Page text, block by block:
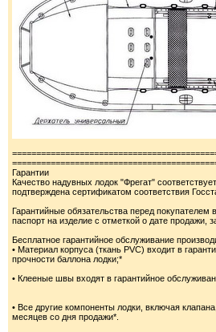
Гарантии
Качество надувных лодок "Фрегат"
подтверждена сертификатом соответствия
Гарантийные обязательства перед
паспорт на изделие с отметкой о дате продажи,
Бесплатное гарантийное обслуживание
• Материал корпуса (ткань PVC) входит в
прочности баллона лодки;*
• Клееные швы входят в гарантийное
• Все другие компоненты лодки, включая
месяцев со дня продажи*.